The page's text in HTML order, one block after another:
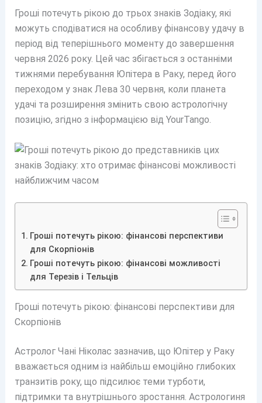
Гроші потечуть рікою до трьох знаків Зодіаку, які
можуть сподіватися на особливу фінансову удачу в
період від теперішнього моменту до завершення
червня 2026 року. Цей час збігається з останніми
тижнями перебування Юпітера в Раку, перед його
переходом у знак Лева 30 червня, коли планета
удачі та розширення змінить свою астрологічну
позицію, згідно з інформацією від YourTango.
Гроші потечуть рікою: фінансові перспективи
для Скорпіонів
Гроші потечуть рікою: фінансові можливості
для Терезів і Тельців
Гроші потечуть рікою: фінансові перспективи для
Скорпіонів
Астролог Чані Ніколас зазначив, що Юпітер у Раку
вважається одним із найбільш емоційно глибоких
транзитів року, що підсилює теми турботи,
підтримки та внутрішнього зростання. Астрологиня